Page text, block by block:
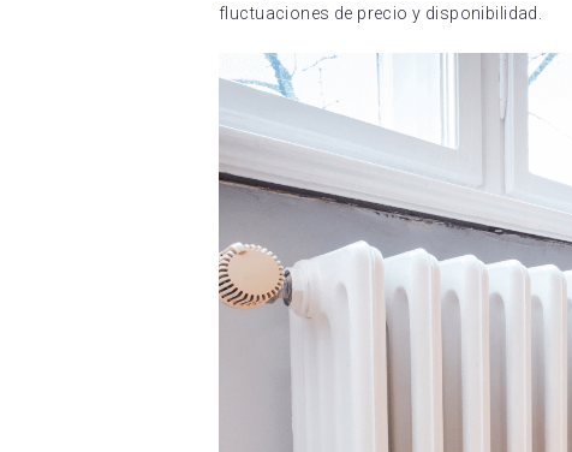
fluctuaciones de precio y disponibilidad.